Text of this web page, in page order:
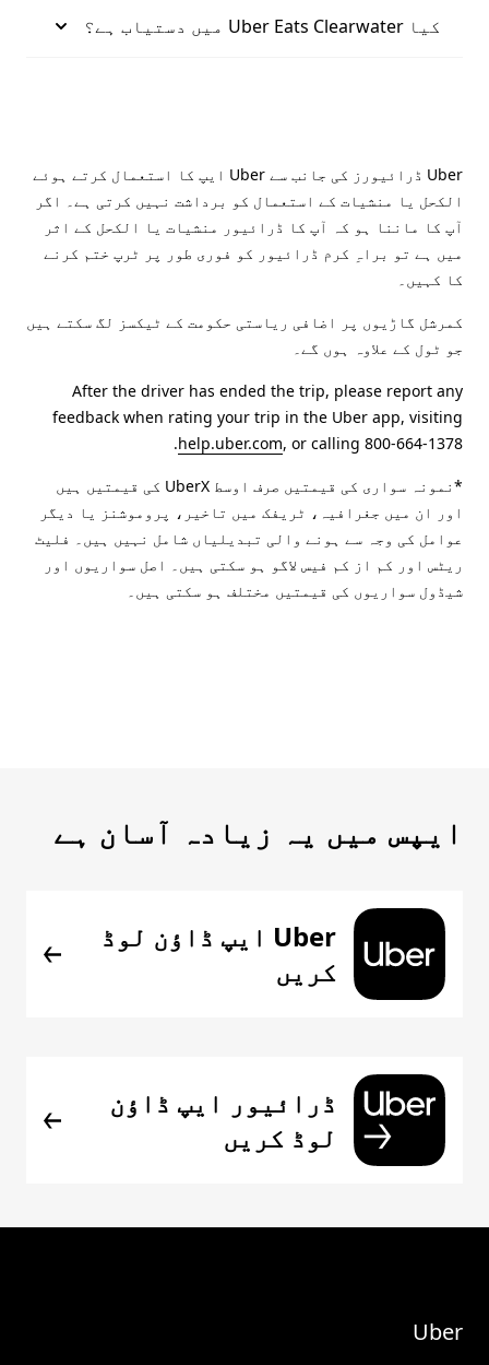
کیا Uber Eats Clearwater میں دستیاب ہے؟
Uber ڈرائیورز کی جانب سے Uber ایپ کا استعمال کرتے ہوئے
الکحل یا منشیات کے استعمال کو برداشت نہیں کرتی ہے۔ اگر
آپ کا ماننا ہو کہ آپ کا ڈرائیور منشیات یا الکحل کے اثر
میں ہے تو براہِ کرم ڈرائیور کو فوری طور پر ٹرپ ختم کرنے
کا کہیں۔
کمرشل گاڑیوں پر اضافی ریاستی حکومت کے ٹیکسز لگ سکتے ہیں
جو ٹول کے علاوہ ہوں گے۔
After the driver has ended the trip, please report any
feedback when rating your trip in the Uber app, visiting
help.uber.com, or calling 800-664-1378.
*نمونہ سواری کی قیمتیں صرف اوسط UberX کی قیمتیں ہیں
اور ان میں جغرافیہ، ٹریفک میں تاخیر، پروموشنز یا دیگر
عوامل کی وجہ سے ہونے والی تبدیلیاں شامل نہیں ہیں۔ فلیٹ
ریٹس اور کم از کم فیس لاگو ہو سکتی ہیں۔ اصل سواریوں اور
شیڈول سواریوں کی قیمتیں مختلف ہو سکتی ہیں۔
ایپس میں یہ زیادہ آسان ہے
Uber ایپ ڈاؤن لوڈ
کریں
ڈرائیور ایپ ڈاؤن
لوڈ کریں
Uber